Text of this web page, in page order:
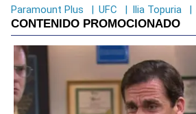
Paramount Plus | UFC | Ilia Topuria |